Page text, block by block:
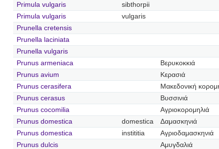
Primula vulgaris
sibthorpii
Primula vulgaris
vulgaris
Prunella cretensis
Prunella laciniata
Prunella vulgaris
Prunus armeniaca
Βερυκοκκιά
Prunus avium
Κερασιά
Prunus cerasifera
Μακεδονική
Prunus cerasus
Βυσσινιά
Prunus cocomilia
Αγριοκορομηλιά
Prunus domestica
domestica
Δαμασκηνιά
Prunus domestica
instititia
Αγριοδαμασκηνιά
Prunus dulcis
Αμυγδαλιά